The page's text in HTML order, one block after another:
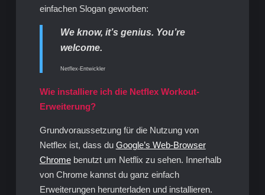
einfachen Slogan geworben:
We know, it’s genius. You’re
welcome.
Netflex-Entwickler
Wie installiere ich die Netflex Workout-
Erweiterung?
Grundvoraussetzung für die Nutzung von
Netflex ist, dass du Google’s Web-Browser
Chromebenutzt um Netflix zu sehen. Innerhalb
von Chrome kannst du ganz einfach
Erweiterungen herunterladen und installieren.